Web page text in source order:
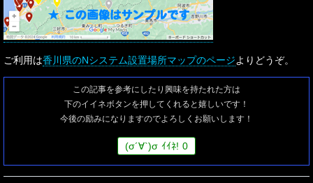
ご利用は香川県のNシステム設置場所マップのページよりどうぞ。
この記事を参考にしたり興味を持たれた方は
下のイイネボタンを押してくれると嬉しいです！
今後の励みになりますのでよろしくお願いします！
(σ´∀`)σ ｲｲﾈ! 0